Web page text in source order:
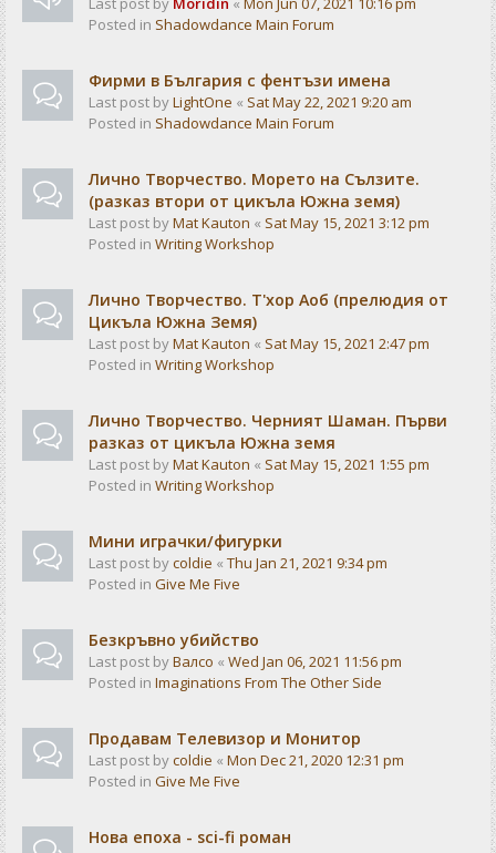
Posted in Shadowdance Main Forum
Фирми в България с фентъзи имена
Last post byLightOne « Sat May 22, 2021 9:20 am
Posted in Shadowdance Main Forum
Лично Творчество. Морето на Сълзите.
(разказ втори от цикъла Южна земя)
Last post byMat Kauton « Sat May 15, 2021 3:12 pm
Posted in Writing Workshop
Лично Творчество. Т'хор Аоб (прелюдия от
Цикъла Южна Земя)
Last post byMat Kauton « Sat May 15, 2021 2:47 pm
Posted in Writing Workshop
Лично Творчество. Черният Шаман. Първи
разказ от цикъла Южна земя
Last post byMat Kauton « Sat May 15, 2021 1:55 pm
Posted in Writing Workshop
Мини играчки/фигурки
Last post bycoldie « Thu Jan 21, 2021 9:34 pm
Posted in Give Me Five
Безкръвно убийство
Last post byВалсо « Wed Jan 06, 2021 11:56 pm
Posted in Imaginations From The Other Side
Продавам Телевизор и Монитор
Last post bycoldie « Mon Dec 21, 2020 12:31 pm
Posted in Give Me Five
Нова епоха - sci-fi роман